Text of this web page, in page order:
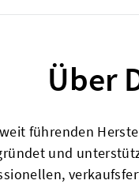
Über
führenden
und